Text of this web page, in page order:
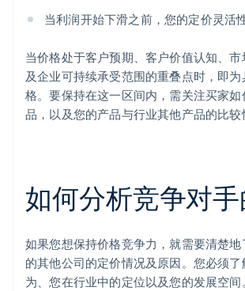
当利润开始下滑之前，您的定价灵活
当价格处于客户预期、客户价值认知、
及企业可持续承受范围的重叠点时，即
格。要保持在这一区间内，需关注买家
品，以及您的产品与行业其他产品的比较
如何分析竞争对
如果您想保持价格竞争力，就需要清楚
的其他公司的定价情况及原因。您必须
为、您在行业中的定位以及您的发展空